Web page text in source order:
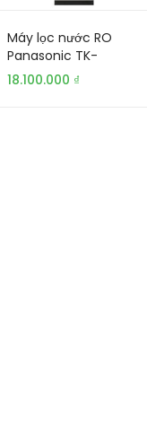
Máy lọc nước RO
Panasonic TK-
CA813F-VN 7 lõi | Gia
18.100.000 ₫